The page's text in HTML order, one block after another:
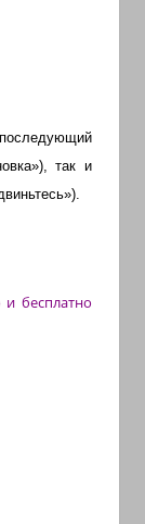
так и
и бесплатно